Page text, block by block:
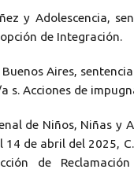
y Adolescencia,
de Integración.
Aires,
a s. Acciones de
de Niños, Niñas y
de abril del 2025,
de